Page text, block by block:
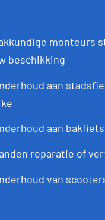
monteurs
beschikking
aan
aan
reparatie of
van